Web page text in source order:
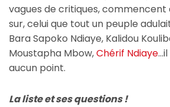
vagues de critiques, commencent
sur, celui que tout un peuple
Bara Sapoko Ndiaye, Kalidou
Moustapha Mbow,Chérif Ndiaye
aucun point.
La liste et ses questions !